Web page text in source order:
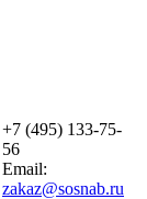
+7 (495) 133-75-
56
Email:
zakaz@sosnab.ru